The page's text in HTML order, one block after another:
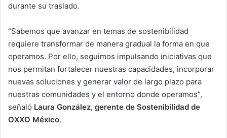
durante su traslado.
“Sabemos que avanzar en temas de sostenibilidad
requiere transformar de manera gradual la forma en que
operamos. Por ello, seguimos impulsando iniciativas que
nos permitan fortalecer nuestras capacidades, incorporar
nuevas soluciones y generar valor de largo plazo para
nuestras comunidades y el entorno donde operamos”,
señaló Laura González, gerente de Sostenibilidad de
OXXO México.